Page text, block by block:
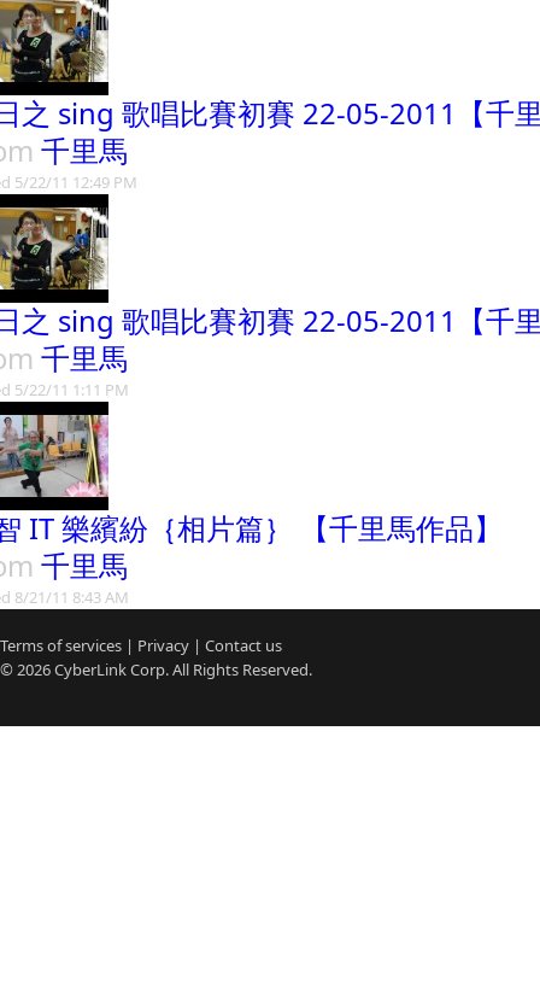
之 sing 歌唱比賽初賽 22-05-2011【千
千里馬
5/22/11 12:49 PM
之 sing 歌唱比賽初賽 22-05-2011【千
千里馬
5/22/11 1:11 PM
IT 樂繽紛｛相片篇｝ 【千里馬作品】
千里馬
8/21/11 8:43 AM
Terms of services | Privacy | Contact us
© 2026CyberLinkCorp. All Rights Reserved.